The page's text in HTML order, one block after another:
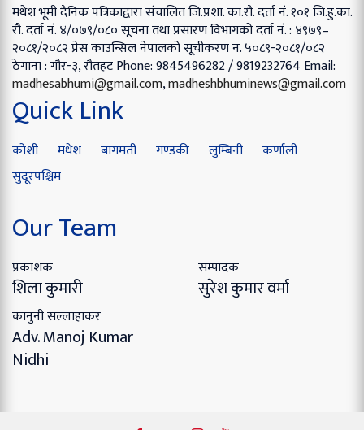
मधेश भूमी दैनिक पत्रिकाद्वारा संचालितजि.प्रशा. का.रौ. दर्ता नं. १०१जि.हु.का.
रौ. दर्ता नं. ४/०७९/०८०सूचना तथा प्रसारण विभागको दर्ता नं. : ४९७९–
२०८१/२०८२प्रेस काउन्सिल नेपालको सूचीकरण न. ५०८९-२०८१/०८२
ठेगाना : गौर-३, रौतहटPhone: 9845496282 / 9819232764 Email:
madhesabhumi@gmail.com,madheshbhuminews@gmail.com
Quick Link
कोशी मधेश बागमती गण्डकी लुम्बिनी
कर्णाली
सुदूरपश्चिम
Our Team
प्रकाशक
शिला कुमारी
सम्पादक
सुरेश कुमार वर्मा
कानुनी सल्लाहाकर
Adv. Manoj Kumar
Nidhi